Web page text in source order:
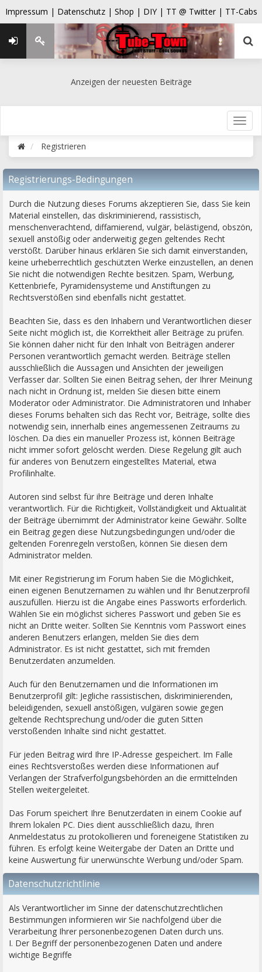
Impressum | Datenschutz | Shop | DIY | TT @ Twitter | TT-Cabs
Anzeigen der neuesten Beiträge
Registrieren
Registrierungs-Bedingungen
Durch die Nutzung dieses Forums akzeptieren Sie, dass Sie kein
Material einstellen, das diskriminierend, rassistisch,
menschenverachtend, diffamierend, vulgär, belästigend, obszön,
sexuell anstößig oder anderweitig gegen geltendes Recht
verstößt. Darüber hinaus erklären Sie sich damit einverstanden,
keine urheberrechtlich geschützten Werke einzustellen, an denen
Sie nicht die notwendigen Rechte besitzen. Spam, Werbung,
Kettenbriefe, Pyramidensysteme und Anstiftungen zu
Rechtsverstößen sind ebenfalls nicht gestattet.
Beachten Sie, dass es den Inhabern und Verantwortlichen dieser
Seite nicht möglich ist, die Korrektheit aller Beiträge zu prüfen.
Sie können daher nicht für den Inhalt von Beiträgen anderer
Personen verantwortlich gemacht werden. Beiträge stellen
ausschließlich die Aussagen und Ansichten der jeweiligen
Verfasser dar. Sollten Sie einen Beitrag sehen, der Ihrer Meinung
nach nicht in Ordnung ist, melden Sie diesen bitte einem
Moderator oder Administrator. Die Administratoren und Inhaber
dieses Forums behalten sich das Recht vor, Beiträge, sollte dies
notwendig sein, innerhalb eines angemessenen Zeitraums zu
löschen. Da dies ein manueller Prozess ist, können Beiträge
nicht immer sofort gelöscht werden. Diese Regelung gilt auch
für anderes von Benutzern eingestelltes Material, etwa
Profilinhalte.
Autoren sind selbst für ihre Beiträge und deren Inhalte
verantwortlich. Für die Richtigkeit, Vollständigkeit und Aktualität
der Beiträge übernimmt der Administrator keine Gewähr. Sollte
ein Beitrag gegen diese Nutzungsbedingungen und/oder die
geltenden Forenregeln verstoßen, können Sie diesen dem
Administrator melden.
Mit einer Registrierung im Forum haben Sie die Möglichkeit,
einen eigenen Benutzernamen zu wählen und Ihr Benutzerprofil
auszufüllen. Hierzu ist die Angabe eines Passworts erforderlich.
Wählen Sie ein möglichst sicheres Passwort und geben Sie es
nicht an Dritte weiter. Sollten Sie Kenntnis vom Passwort eines
anderen Benutzers erlangen, melden Sie dies dem
Administrator. Es ist nicht gestattet, sich mit fremden
Benutzerdaten anzumelden.
Auch für den Benutzernamen und die Informationen im
Benutzerprofil gilt: Jegliche rassistischen, diskriminierenden,
beleidigenden, sexuell anstößigen, vulgären sowie gegen
geltende Rechtsprechung und/oder die guten Sitten
verstoßenden Inhalte sind nicht gestattet.
Für jeden Beitrag wird Ihre IP-Adresse gespeichert. Im Falle
eines Rechtsverstoßes werden diese Informationen auf
Verlangen der Strafverfolgungsbehörden an die ermittelnden
Stellen weitergeleitet.
Das Forum speichert Ihre Benutzerdaten in einem Cookie auf
Ihrem lokalen PC. Dies dient ausschließlich dazu, Ihren
Anmeldestatus zu protokollieren und foreneigene Statistiken zu
führen. Es erfolgt keine Weitergabe der Daten an Dritte und
keine Auswertung für unerwünschte Werbung und/oder Spam.
Datenschutzrichtlinie
Als Verantwortlicher im Sinne der datenschutzrechtlichen
Bestimmungen informieren wir Sie nachfolgend über die
Verarbeitung Ihrer personenbezogenen Daten durch uns.
I. Der Begriff der personenbezogenen Daten und andere
wichtige Begriffe